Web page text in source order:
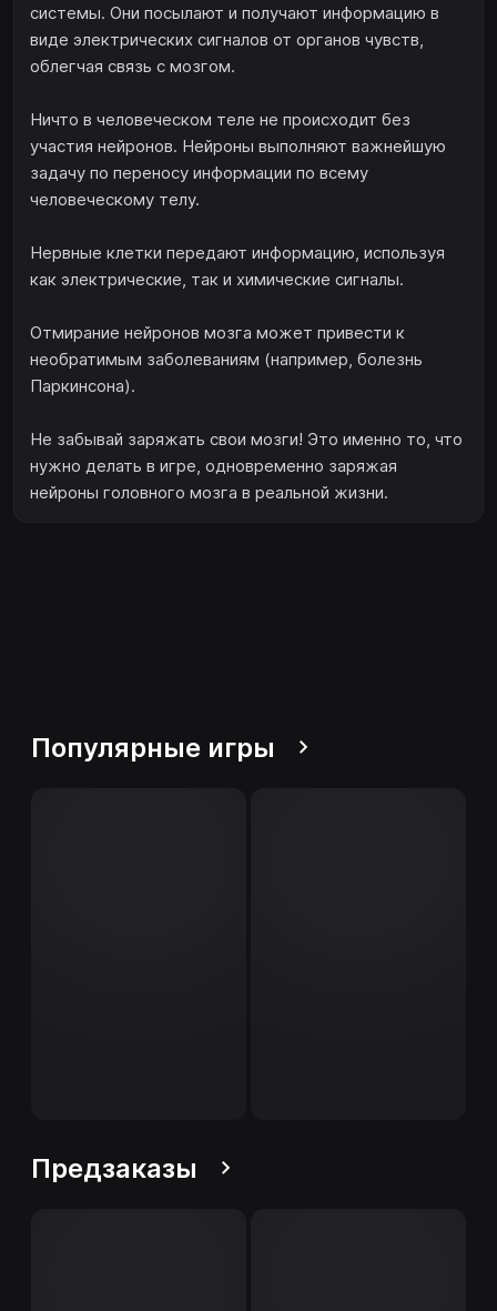
системы. Они посылают и получают информацию в
виде электрических сигналов от органов чувств,
облегчая связь с мозгом.
Ничто в человеческом теле не происходит без
участия нейронов. Нейроны выполняют важнейшую
задачу по переносу информации по всему
человеческому телу.
Нервные клетки передают информацию, используя
как электрические, так и химические сигналы.
Отмирание нейронов мозга может привести к
необратимым заболеваниям (например, болезнь
Паркинсона).
Не забывай заряжать свои мозги! Это именно то, что
нужно делать в игре, одновременно заряжая
нейроны головного мозга в реальной жизни.
Популярные игры
Предзаказы